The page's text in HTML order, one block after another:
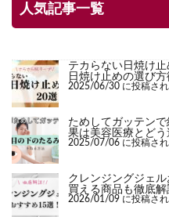
人気記事一覧
テカらない日焼け
日焼け止めの選び
2025/06/30 に投稿さ
ためしてガッテン
果は美容医療とどう
2025/07/06 に投稿さ
クレンジングジェ
買える商品も徹底解
2026/01/09 に投稿さ